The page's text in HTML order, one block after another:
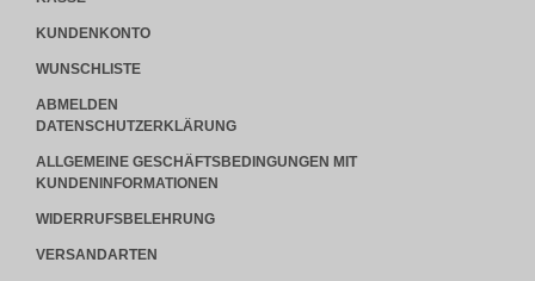
KUNDENKONTO
WUNSCHLISTE
ABMELDEN
DATENSCHUTZERKLÄRUNG
ALLGEMEINE GESCHÄFTSBEDINGUNGEN MIT
KUNDENINFORMATIONEN
WIDERRUFSBELEHRUNG
VERSANDARTEN